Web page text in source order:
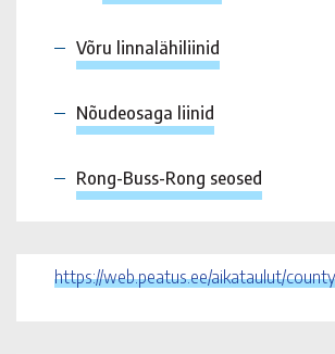
Võru linnalähiliinid
Nõudeosaga liinid
Rong-Buss-Rong seosed
https://web.peatus.ee/aikataulut/